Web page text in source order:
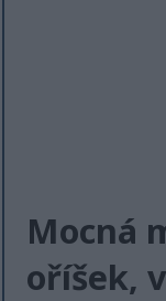
Mocná
oříšek,